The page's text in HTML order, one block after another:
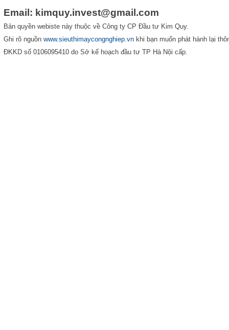
Email: kimquy.invest@gmail.com
Bản quyền webiste này thuộc về Công ty CP Đầu tư Kim Quy.
Ghi rõ nguồn www.sieuthimaycongnghiep.vn khi bạn muốn phát hành lại
ĐKKD số 0106095410 do Sở kế hoạch đầu tư TP Hà Nội cấp.